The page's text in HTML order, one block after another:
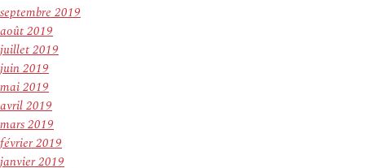
septembre 2019
août 2019
juillet 2019
juin 2019
mai 2019
avril 2019
mars 2019
février 2019
janvier 2019